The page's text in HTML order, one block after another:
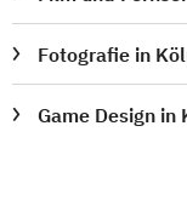
Fotografie in
Game Design in